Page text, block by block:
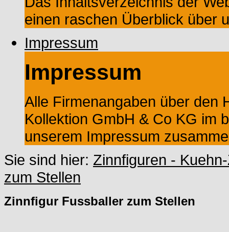
einen raschen Überblick über
Impressum
Impressum
Alle Firmenangaben über den
Kollektion GmbH & Co KG im
unserem Impressum
Sie sind hier: Zinnfiguren -
zum Stellen
Zinnfigur Fussballer zum Stellen